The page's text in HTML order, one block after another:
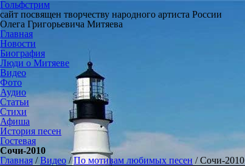
Гольфстрим
сайт посвящен творчеству народного артиста России
Олега Григорьевича Митяева
Главная
Новости
Биография
Люди о Митяеве
Видео
Фото
Аудио
Статьи
Стихи
Афиша
История песен
Гостевая
Сочи-2010
Главная /Видео /По мотивам любимых песен /Сочи-2010